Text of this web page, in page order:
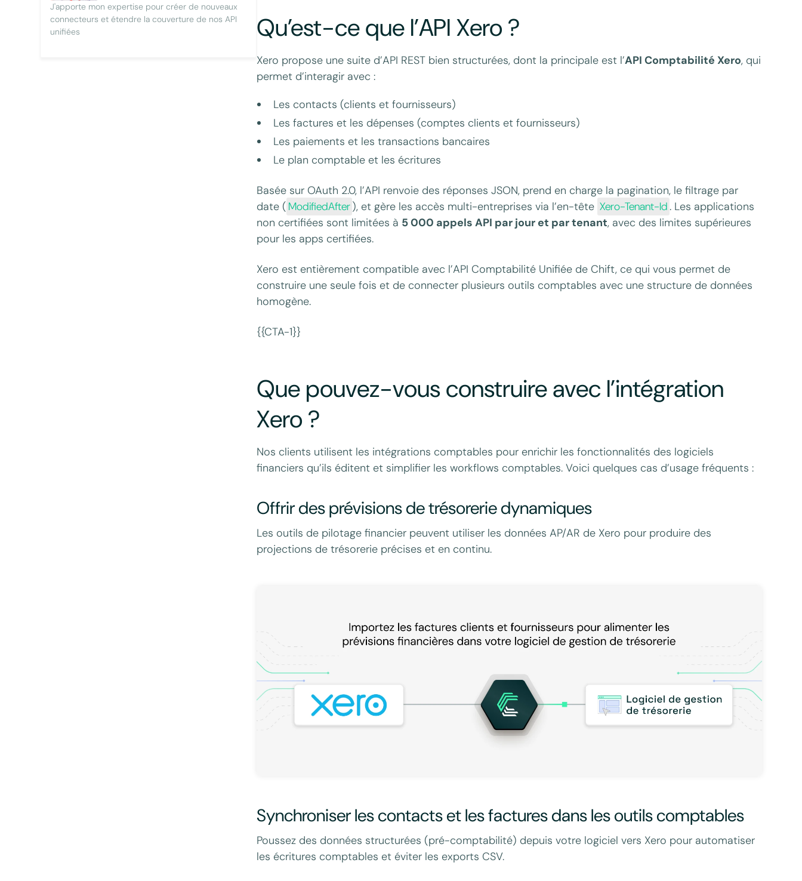
J'apporte mon expertise pour créer de nouveaux
connecteurs et étendre la couverture de nos API
unifiées
Qu’est-ce que l’API Xero ?
Xero propose une suite d’API REST bien structurées, dont la principale est l’API Comptabilité Xero, qui
permet d’interagir avec :
Les contacts (clients et fournisseurs)
Les factures et les dépenses (comptes clients et fournisseurs)
Les paiements et les transactions bancaires
Le plan comptable et les écritures
Basée sur OAuth 2.0, l’API renvoie des réponses JSON, prend en charge la pagination, le filtrage par
date ( ModifiedAfter), et gère les accès multi-entreprises via l’en-tête Xero-Tenant-Id. Les applications
non certifiées sont limitées à 5 000 appels API par jour et par tenant, avec des limites supérieures
pour les apps certifiées.
Xero est entièrement compatible avec l’API Comptabilité Unifiée de Chift, ce qui vous permet de
construire une seule fois et de connecter plusieurs outils comptables avec une structure de données
homogène.
{{CTA-1}}
Que pouvez-vous construire avec l’intégration
Xero ?
Nos clients utilisent les intégrations comptables pour enrichir les fonctionnalités des logiciels
financiers qu’ils éditent et simplifier les workflows comptables. Voici quelques cas d’usage fréquents :
Offrir des prévisions de trésorerie dynamiques
Les outils de pilotage financier peuvent utiliser les données AP/AR de Xero pour produire des
projections de trésorerie précises et en continu.
Synchroniser les contacts et les factures dans les outils comptables
Poussez des données structurées (pré-comptabilité) depuis votre logiciel vers Xero pour automatiser
les écritures comptables et éviter les exports CSV.